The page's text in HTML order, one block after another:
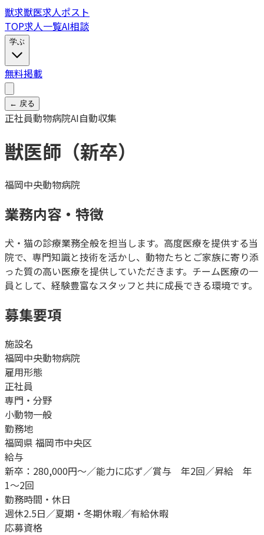
獣求獣医求人ポスト
TOP求人一覧AI相談
学ぶ
無料掲載
← 戻る
正社員動物病院AI自動収集
獣医師（新卒）
福岡中央動物病院
業務内容・特徴
犬・猫の診療業務全般を担当します。高度医療を提供する当
院で、専門知識と技術を活かし、動物たちとご家族に寄り添
った質の高い医療を提供していただきます。チーム医療の一
員として、経験豊富なスタッフと共に成長できる環境です。
募集要項
施設名
福岡中央動物病院
雇用形態
正社員
専門・分野
小動物一般
勤務地
福岡県 福岡市中央区
給与
新卒：280,000円〜／能力に応ず／賞与 年2回／昇給 年
1〜2回
勤務時間・休日
週休2.5日／夏期・冬期休暇／有給休暇
応募資格